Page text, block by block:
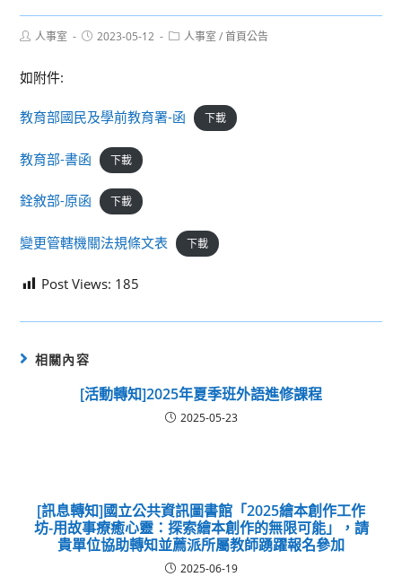
Post人事室
Post2023-05-12
Post人事室 / 首頁公告
如附件:
教育部國民及學前教育署-函 下載
教育部-書函 下載
銓敘部-原函 下載
變更管轄機關法規條文表 下載
Post Views: 185
相關內容
[活動轉知]2025年夏季班外語進修課程
2025-05-23
[訊息轉知]國立公共資訊圖書館「2025繪本創作工作
坊-用故事療癒心靈：探索繪本創作的無限可能」，請
貴單位協助轉知並薦派所屬教師踴躍報名參加
2025-06-19